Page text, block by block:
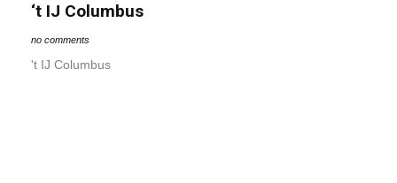
‘t IJ Columbus
no comments
't IJ Columbus